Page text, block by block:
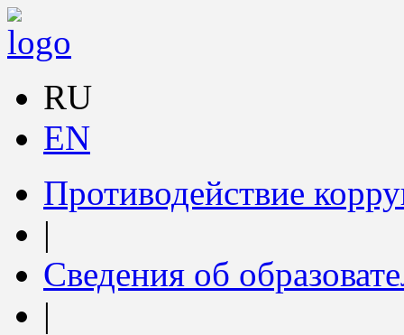
RU
EN
Противодействие
|
Сведения об
|